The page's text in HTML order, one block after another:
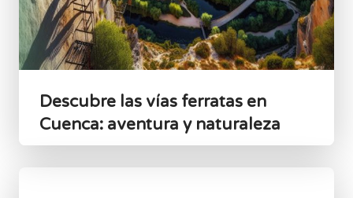
Descubre las vías ferratas en
Cuenca: aventura y naturaleza